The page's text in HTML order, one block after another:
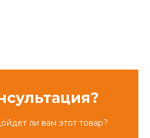
ли вам этот товар?